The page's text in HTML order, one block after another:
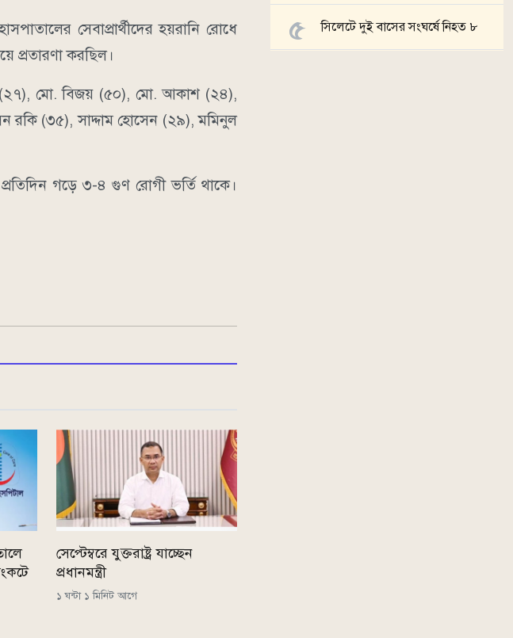
সেবাপ্রার্থীদের হয়রানি রোধে
প্রতারণা করছিল।
মো. বিজয় (৫০), মো. আকাশ (২৪),
রকি (৩৫), সাদ্দাম হোসেন (২৯), মমিনুল
গড়ে ৩-৪ গুণ রোগী ভর্তি থাকে।
সেপ্টেম্বরে যুক্তরাষ্ট্র যাচ্ছেন
প্রধানমন্ত্রী
১ ঘন্টা ১ মিনিট আগে
সিলেটে দুই বাসের সংঘর্ষে নিহত ৮